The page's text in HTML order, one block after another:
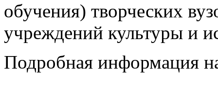
обучения) творческих
учреждений культуры и
Подробная информация